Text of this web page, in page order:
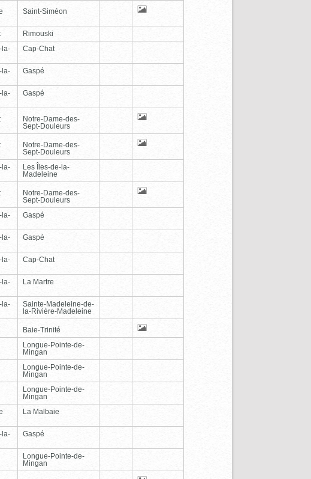
Saint-Siméon
Rimouski
la-
Cap-Chat
la-
Gaspé
la-
Gaspé
Notre-Dame-des-
Sept-Douleurs
Notre-Dame-des-
Sept-Douleurs
la-
Les Îles-de-la-
Madeleine
Notre-Dame-des-
Sept-Douleurs
la-
Gaspé
la-
Gaspé
la-
Cap-Chat
la-
La Martre
la-
Sainte-Madeleine-de-
la-Rivière-Madeleine
Baie-Trinité
Longue-Pointe-de-
Mingan
Longue-Pointe-de-
Mingan
Longue-Pointe-de-
Mingan
La Malbaie
la-
Gaspé
Longue-Pointe-de-
Mingan